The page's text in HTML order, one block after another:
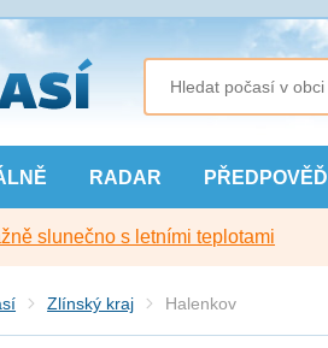
RADAR PŘEDPOVĚĎ
slunečno s letními teplotami
Zlínský kraj Halenkov